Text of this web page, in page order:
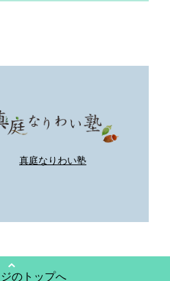
真庭なりわい塾
のトップへ